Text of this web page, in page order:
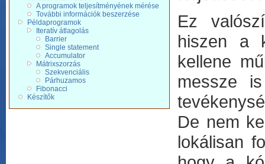
A programok teljesítményének mérése
További információk beszerzése
Példaprogramok
Iteratív átlagolás
Barrier
Single statement
Accumulator
Mátrixszorzás
Szekvenciális
Párhuzamos
Fibonacci
Készítők
Ez
hiszen a
kellene
messze
De nem
lokálisan